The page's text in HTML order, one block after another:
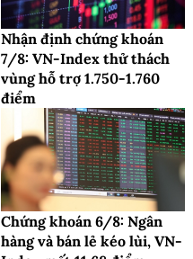
Nhận định chứng khoán
7/8: VN-Index thử thách
vùng hỗ trợ 1.750-1.760
điểm
Chứng khoán 6/8: Ngân
hàng và bán lẻ kéo lùi, VN-